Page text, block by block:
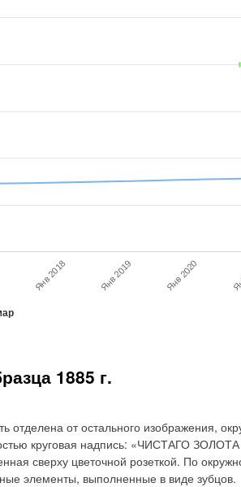
Янв 2018 Янв 2019 Янв 2020
1885 г.
отделена от остального изображения,
круговая надпись: «ЧИСТАГО
сверху цветочной розеткой. По
элементы, выполненные в виде зубцов.